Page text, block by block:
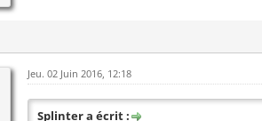
Jeu. 02 Juin 2016, 12:18
Splinter a écrit :